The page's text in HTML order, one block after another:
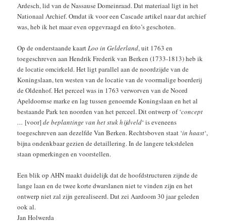
Ardesch, lid van de Nassause Domeinraad. Dat materiaal ligt in het
Nationaal Archief. Omdat ik voor een Cascade artikel naar dat archief
was, heb ik het maar even opgevraagd en foto’s geschoten.
Op de onderstaande kaartLoo in Gelderland, uit 1763 en
toegeschreven aan Hendrik Frederik van Berken (1733-1813) heb ik
de locatie omcirkeld. Het ligt parallel aan de noordzijde van de
Koningslaan, ten westen van de locatie van de voormalige boerderij
de Oldenhof. Het perceel was in 1763 verworven van de Noord
Apeldoornse marke en lag tussen genoemde Koningslaan en het al
bestaande Park ten noorden van het perceel. Dit ontwerp of ‘concept
… [voor]de beplantinge van het stuk hijdveld‘ is eveneens
toegeschreven aan dezelfde Van Berken. Rechtsboven staat ‘in haast‘,
bijna ondenkbaar gezien de detaillering. In de langere tekstdelen
staan opmerkingen en voorstellen.
Een blik op AHN maakt duidelijk dat de hoofdstructuren zijnde de
lange laan en de twee korte dwarslanen niet te vinden zijn en het
ontwerp niet zal zijn gerealiseerd. Dat zei Aardoom 30 jaar geleden
ook al.
Jan Holwerda